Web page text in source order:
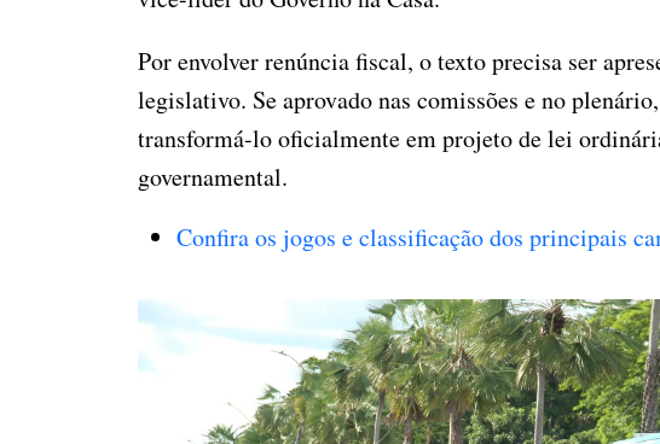
Por envolver renúncia fiscal, o texto precisa ser
legislativo. Se aprovado nas comissões e no
transformá-lo oficialmente em projeto de lei
governamental.
Confira os jogos e classificação dos principais